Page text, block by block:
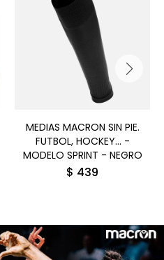
MEDIAS MACRON SIN PIE.
FUTBOL, HOCKEY... -
MODELO SPRINT - NEGRO
$ 439